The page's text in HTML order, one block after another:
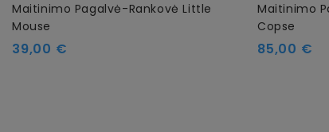
Maitinimo Pagalvė-Rankovė Little
Mouse
Kaina
39,00 €
Maitinimo
Copse
Kaina
85,00 €